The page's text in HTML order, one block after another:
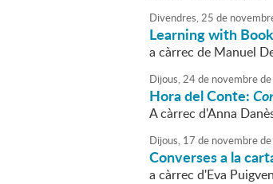
Divendres,25 de
Learning with
a càrrec de Manuel
Dijous,24de novembrede
Hora del Conte:
A càrrec d'Anna
Dijous, 17 de novembrede
Converses a la
a càrrec d'Eva